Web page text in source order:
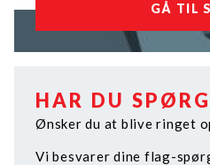
GÅ TIL
HAR DU
Ønsker du at blive ringet
Vi besvarer dine flag-